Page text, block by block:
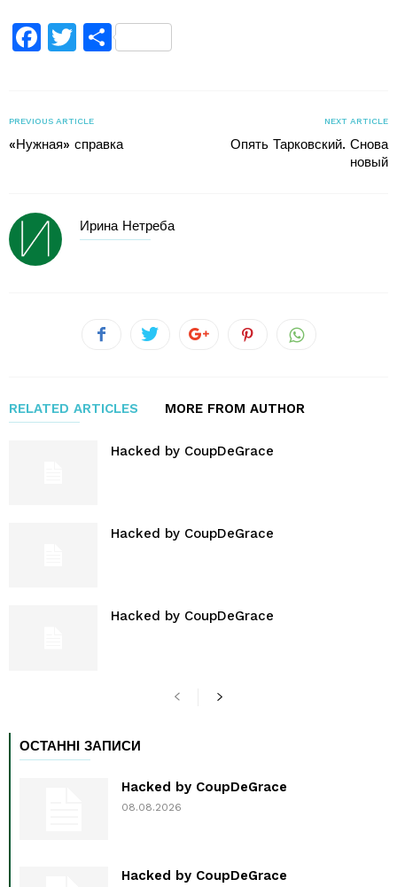
Facebook
TwitterПоділитися
PREVIOUS ARTICLE
«Нужная» справка
NEXT ARTICLE
Опять Тарковский. Снова
новый
Ирина Нетреба
RELATED ARTICLES MORE FROM AUTHOR
Hacked by CoupDeGrace
Hacked by CoupDeGrace
Hacked by CoupDeGrace
ОСТАННІ ЗАПИСИ
Hacked by CoupDeGrace
08.08.2026
Hacked by CoupDeGrace